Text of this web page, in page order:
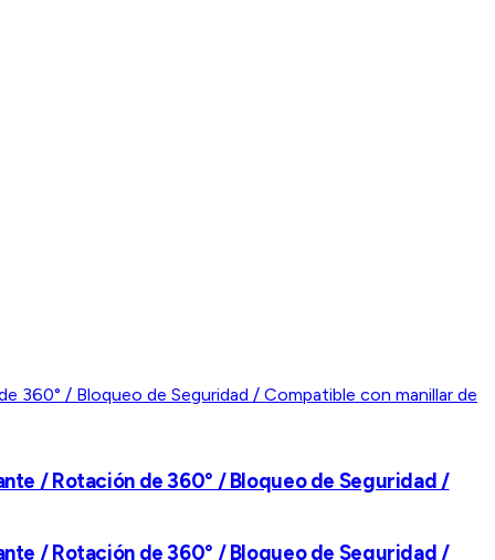
/ Rotación de 360° / Bloqueo de Seguridad /
/ Rotación de 360° / Bloqueo de Seguridad /